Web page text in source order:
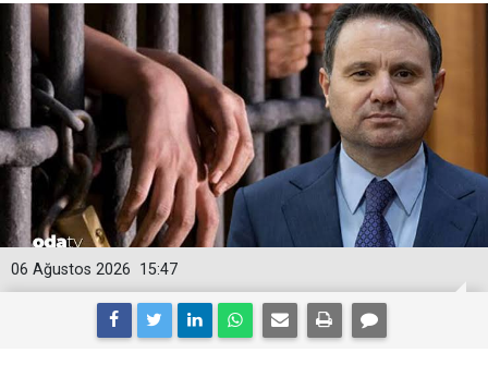
15:47
06 Ağustos 2026